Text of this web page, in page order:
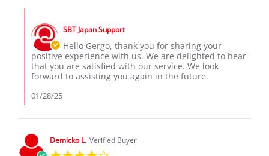
on
Jan
2025
Store
Owner
on
Review
by
K.
on
2025
SBT Japan Support
Hello Gergo, thank you for sharing your
positive experience with us. We are delighted to hear
that you are satisfied with our service. We look
forward to assisting you again in the future.
01/28/25
Demicko L. Verified Buyer